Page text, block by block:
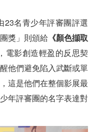
23名青少年評審團評選
獎」則頒給 《顏色擷取
電影創造輕盈的反思契
他們避免陷入武斷或單
這是他們在整個影展最
年評審團的名字表達對